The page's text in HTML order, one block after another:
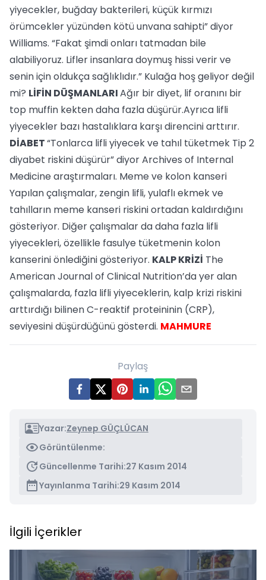
yiyecekler, buğday bakterileri, küçük kırmızı
örümcekler yüzünden kötü unvana sahipti” diyor
Williams. “Fakat şimdi onları tatmadan bile
alabiliyoruz. Lifler insanlara doymuş hissi verir ve
senin için oldukça sağlıklıdır.” Kulağa hoş geliyor değil
mi? LİFİN DÜŞMANLARIAğır bir diyet, lif oranını bir
top muffin kekten daha fazla düşürür.Ayrıca lifli
yiyecekler bazı hastalıklara karşı direncini arttırır.
DİABET“Tonlarca lifli yiyecek ve tahıl tüketmek Tip 2
diyabet riskini düşürür” diyor Archives of Internal
Medicine araştırmaları. Meme ve kolon kanseri
Yapılan çalışmalar, zengin lifli, yulaflı ekmek ve
tahılların meme kanseri riskini ortadan kaldırdığını
gösteriyor. Diğer çalışmalar da daha fazla lifli
yiyecekleri, özellikle fasulye tüketmenin kolon
kanserini önlediğini gösteriyor. KALP KRİZİ The
American Journal of Clinical Nutrition’da yer alan
çalışmalarda, fazla lifli yiyeceklerin, kalp krizi riskini
arttırdığı bilinen C-reaktif proteininin (CRP),
seviyesini düşürdüğünü gösterdi. MAHMURE
Paylaş
Yazar:Zeynep GÜÇLÜCAN
Görüntülenme:
Güncellenme Tarihi:27 Kasım 2014
Yayınlanma Tarihi:29 Kasım 2014
İlgili İçerikler